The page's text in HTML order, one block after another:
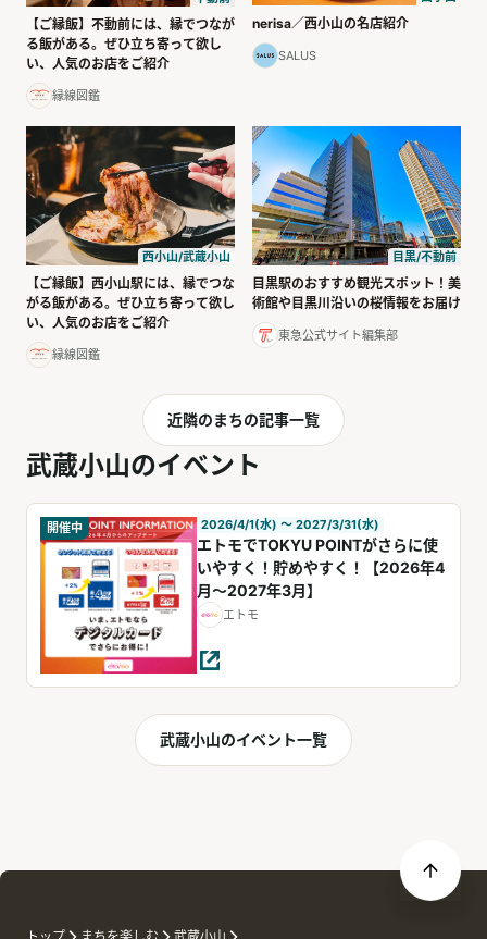
【ご縁飯】不動前には、縁でつなが
る飯がある。ぜひ立ち寄って欲し
い、人気のお店をご紹介
縁線図鑑
nerisa／西小山の名店紹介
SALUS
西小山/武蔵小山
【ご縁飯】西小山駅には、縁でつな
がる飯がある。ぜひ立ち寄って欲し
い、人気のお店をご紹介
縁線図鑑
目黒/不動前
目黒駅のおすすめ観光スポット！美
術館や目黒川沿いの桜情報をお届け
東急公式サイト編集部
近隣のまちの記事一覧
武蔵小山のイベント
開催中 2026/4/1(水) 〜 2027/3/31(水)
エトモでTOKYU POINTがさらに使
いやすく！貯めやすく！【2026年4
月～2027年3月】
エトモ
武蔵小山のイベント一覧